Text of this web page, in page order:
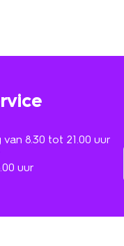
8.30 tot 21.00 uur
uur